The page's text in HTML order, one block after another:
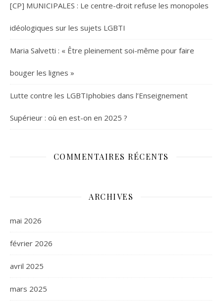
[CP] MUNICIPALES : Le centre-droit refuse les monopoles
idéologiques sur les sujets LGBTI
Maria Salvetti : « Être pleinement soi-même pour faire
bouger les lignes »
Lutte contre les LGBTIphobies dans l’Enseignement
Supérieur : où en est-on en 2025 ?
COMMENTAIRES RÉCENTS
ARCHIVES
mai 2026
février 2026
avril 2025
mars 2025